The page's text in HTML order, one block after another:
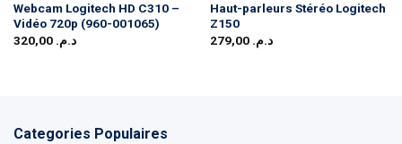
Webcam Logitech HD C310 –
Vidéo 720p (960-001065)
د.م. 320,00
Haut-parleurs Stéréo Logitech
Z150
د.م. 279,00
Categories Populaires